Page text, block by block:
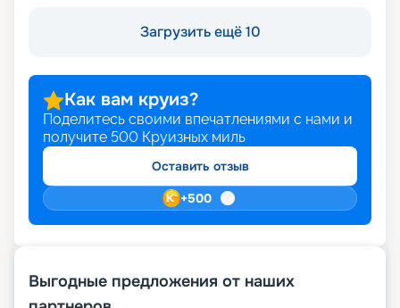
Загрузить ещё 10
Как вам круиз?
Поделитесь своими впечатлениями с нами и
получите 500 Круизных миль
Оставить отзыв
+500
Выгодные предложения от наших